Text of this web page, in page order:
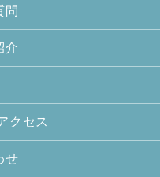
問
介
クセス
せ